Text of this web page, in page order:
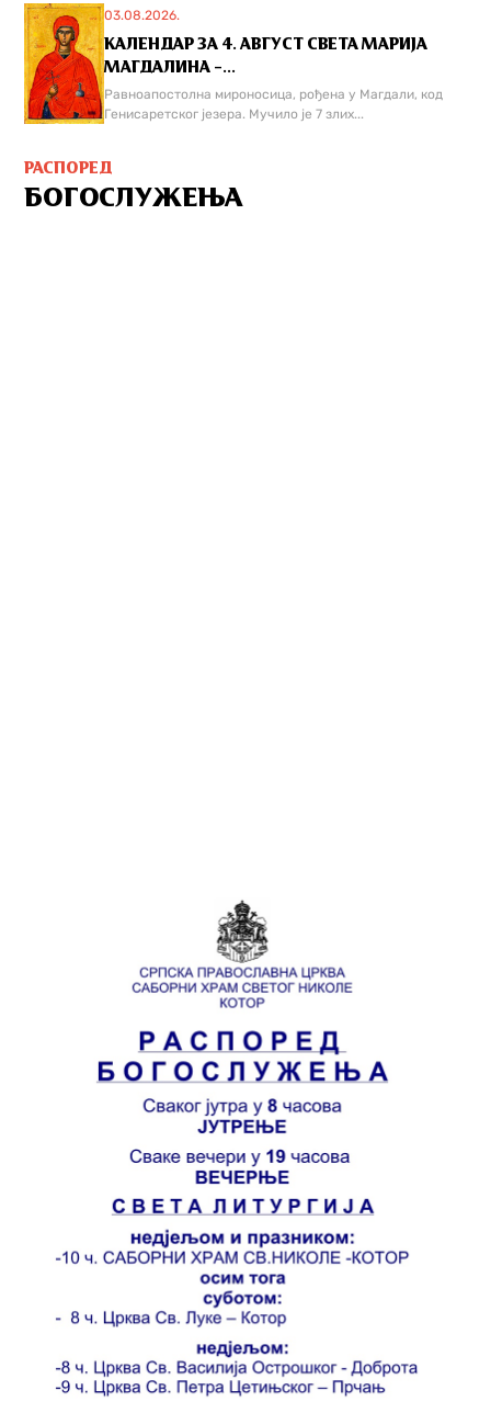
03.08.2026.
КАЛЕНДАР ЗА 4. АВГУСТ СВЕТА МАРИЈА
МАГДАЛИНА –...
Равноапостолна мироносица, рођена у Магдали, код
Генисаретског језера. Мучилo је 7 злих...
РАСПОРЕД
БОГОСЛУЖЕЊА